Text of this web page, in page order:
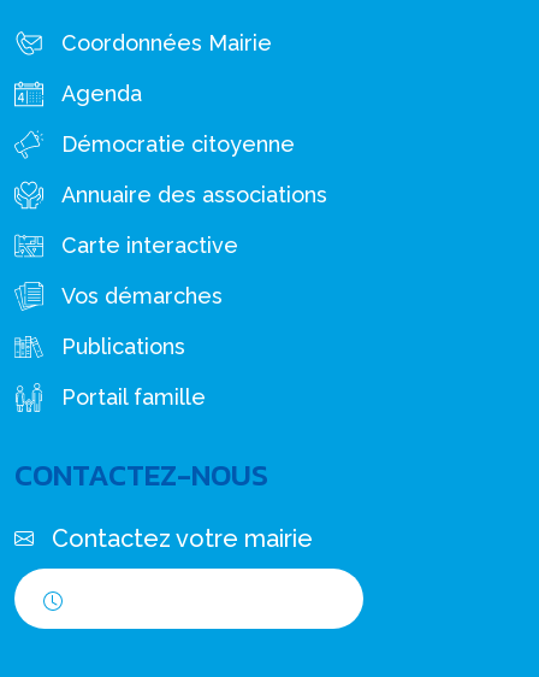
Coordonnées Mairie
Agenda
Démocratie citoyenne
Annuaire des associations
Carte interactive
Vos démarches
Publications
Portail famille
CONTACTEZ-NOUS
Contactez votre mairie